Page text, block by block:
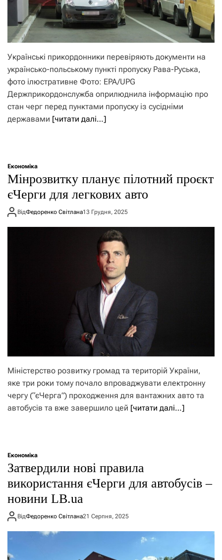
Українські прикордонники перевіряють документи на
українсько-польському пункті пропуску Рава-Руська,
фото ілюстративне Фото: EPA/UPG
Держприкордонслужба оприлюднила інформацію про
стан черг перед пунктами пропуску із сусідніми
державами [читати далі…]
Економіка
Мінрозвитку планує пілотний проєкт
єЧерги для легкових авто
ВідФедоренко Світлана13 Грудня, 2025
Міністерство розвитку громад та територій України,
яке три роки тому почало впроваджувати електронну
чергу (“єЧерга”) проходження для вантажних авто та
автобусів та вже завершило цей [читати далі…]
Економіка
Затвердили нові правила
використання єЧерги для автобусів –
новини LB.ua
ВідФедоренко Світлана21 Серпня, 2025